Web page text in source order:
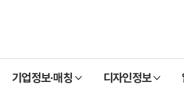
기업정보·매칭
열
기
디자인정보
열
기